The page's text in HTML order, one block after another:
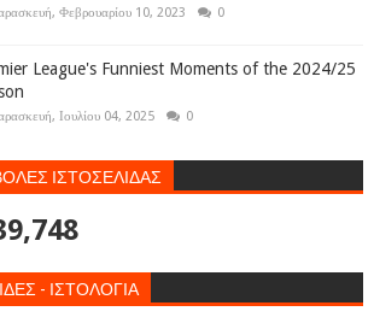
Φεβρουαρίου 10, 2023 0
League's Funniest Moments of the 2024/25
Ιουλίου 04, 2025 0
ΙΣΤΟΣΕΛΙΔΑΣ
- ΙΣΤΟΛΟΓΙΑ